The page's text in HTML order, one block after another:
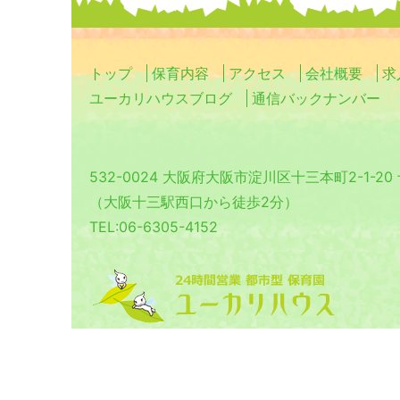
トップ 保育内容 アクセス 会社概要
求
ユーカリハウスブログ
通信バックナンバー
532-0024 大阪府大阪市淀川区十三本町2-1-20
（大阪十三駅西口から徒歩2分）
TEL:06-6305-4152